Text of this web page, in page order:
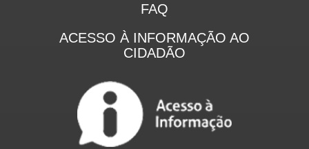
FAQ
ACESSO À INFORMAÇÃO AO
CIDADÃO